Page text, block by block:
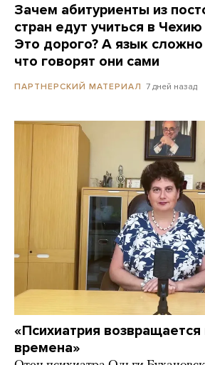
Зачем абитуриенты из
стран едут учиться в
Это дорого? А язык сложно
что говорят они сами
ПАРТНЕРСКИЙ МАТЕРИАЛ 7 дней назад
«Психиатрия
времена»